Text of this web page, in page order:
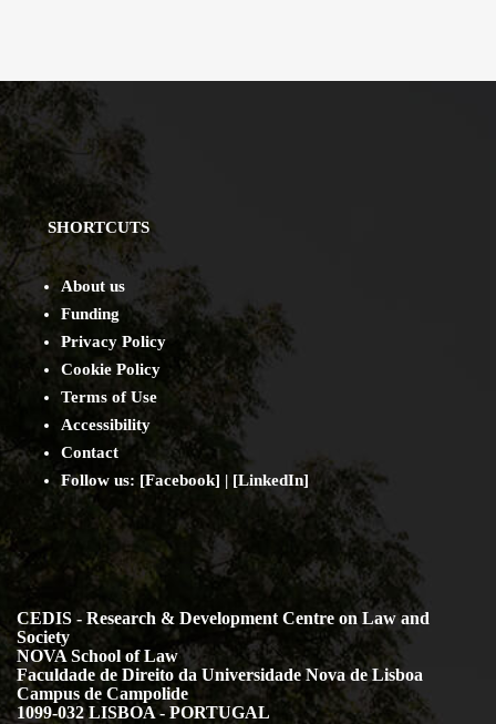
SHORTCUTS
About us
Funding
Privacy Policy
Cookie Policy
Terms of Use
Accessibility
Contact
Follow us: [Facebook] | [LinkedIn]
CEDIS - Research & Development Centre on Law and
Society
NOVA School of Law
Faculdade de Direito da Universidade Nova de Lisboa
Campus de Campolide
1099-032 LISBOA - PORTUGAL